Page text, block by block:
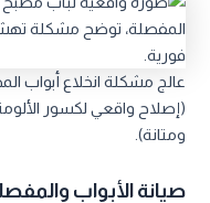
عالج مشكلة انخلاع أبواب
(إصلاح واقعي لكسور
ومتانة).
صيانة الأبواب